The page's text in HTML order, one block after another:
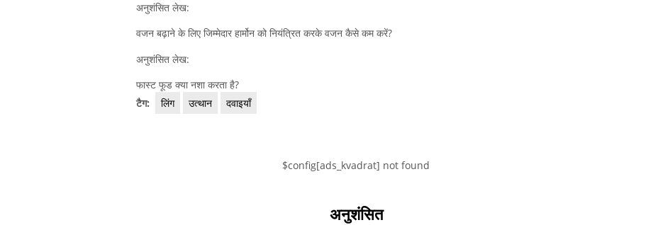
अनुशंसित लेख:
वजन बढ़ाने के लिए जिम्मेदार हार्मोन को नियंत्रित करके वजन कैसे कम करें?
अनुशंसित लेख:
फास्ट फूड क्या नशा करता है?
टैग:
लिंग उत्थान दवाइयाँ
$config[ads_kvadrat] not found
अनुशंसित